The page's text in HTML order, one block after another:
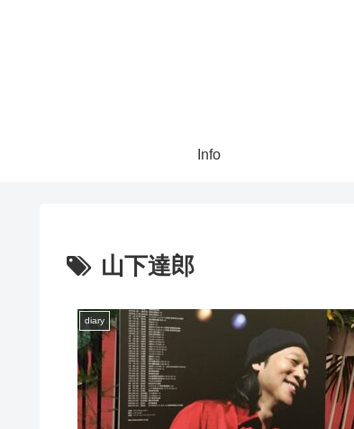
Info
山下達郎
diary